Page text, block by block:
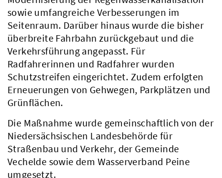
sowie umfangreiche Verbesserungen im
Seitenraum. Darüber hinaus wurde die bisher
überbreite Fahrbahn zurückgebaut und die
Verkehrsführung angepasst. Für
Radfahrerinnen und Radfahrer wurden
Schutzstreifen eingerichtet. Zudem erfolgten
Erneuerungen von Gehwegen, Parkplätzen und
Grünflächen.
Die Maßnahme wurde gemeinschaftlich von der
Niedersächsischen Landesbehörde für
Straßenbau und Verkehr, der Gemeinde
Vechelde sowie dem Wasserverband Peine
umgesetzt.